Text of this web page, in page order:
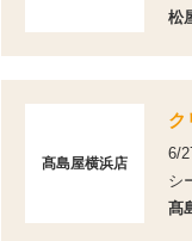
松
髙島屋横浜店
ク
6/
シ
髙